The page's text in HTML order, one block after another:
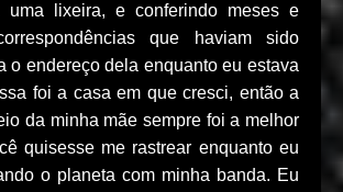
uma lixeira, e conferindo meses e
que haviam sido
o endereço dela enquanto eu estava
foi a casa em que cresci, então a
da minha mãe sempre foi a melhor
quisesse me rastrear enquanto eu
o planeta com minha banda. Eu